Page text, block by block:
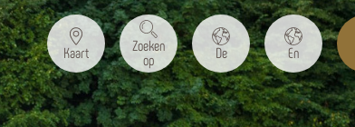
Kaart
Zoeken
op
De En